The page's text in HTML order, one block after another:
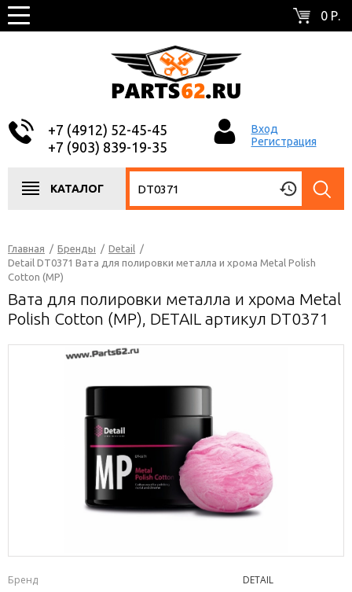
0 Р.
+7 (4912) 52-45-45
+7 (903) 839-19-35
Вход
Регистрация
КАТАЛОГ
Главная / Бренды / Detail /
Detail DT0371 Вата для полировки металла и хрома Metal Polish
Cotton (MP)
Вата для полировки металла и хрома Metal
Polish Cotton (MP), DETAIL артикул DT0371
Бренд
DETAIL